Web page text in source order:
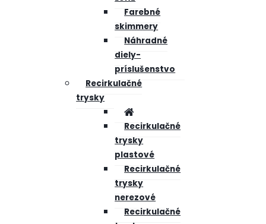
Farebné
skimmery
Náhradné
diely-
príslušenstvo
Recirkulačné
trysky
Recirkulačné
trysky
plastové
Recirkulačné
trysky
nerezové
Recirkulačné